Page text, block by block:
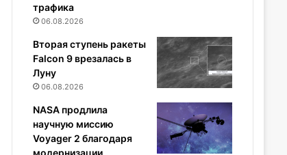
трафика
06.08.2026
Вторая ступень ракеты
Falcon 9 врезалась в
Луну
06.08.2026
NASA продлила
научную миссию
Voyager 2 благодаря
модернизации